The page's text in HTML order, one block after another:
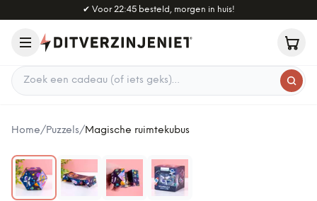
Naar hoofdinhoud
✔ Voor 22:45 besteld, morgen in huis!
Zoek een cadeau
Home/Puzzels/Magische ruimtekubus